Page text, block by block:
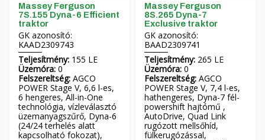
Massey Ferguson
7S.155 Dyna-6 Efficient
traktor
GK azonosító:
KAAD2309743
Teljesítmény: 155 LE
Üzemóra: 0
Felszereltség: AGCO
POWER Stage V, 6,6 l-es,
6 hengeres, All-in-One
technológia, vízleválasztó
üzemanyagszűrő, Dyna-6
(24/24 terhelés alatt
kapcsolható fokozat),
Massey Ferguson
8S.265 Dyna-7
Exclusive traktor
GK azonosító:
BAAD2309741
Teljesítmény: 265 LE
Üzemóra: 0
Felszereltség: AGCO
POWER Stage V, 7,4 l-es,
hathengeres, Dyna-7 fél-
powershift hajtómű ,
AutoDrive, Quad Link
rugózott mellsőhíd,
fülkerugózással,